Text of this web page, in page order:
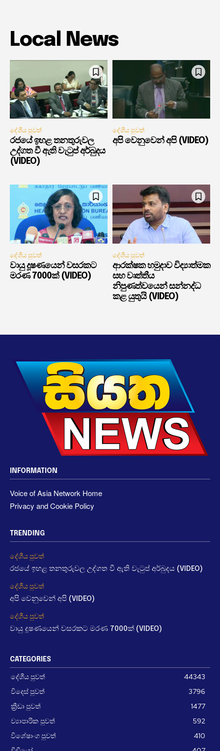
Local News
දේශීය පුවත්
රජයේ ඉහළ තනතුරුවල
උද්ගත වී ඇති වැටුප් අර්බුදය
(VIDEO)
දේශීය පුවත්
අපි වෙනුවෙන් අපි (VIDEO)
දේශීය පුවත්
වායු දූෂණයෙන් වසරකට
මරණ 7000ක් (VIDEO)
දේශීය පුවත්
ආරක්ෂක හමුදාව විද්‍යාත්මක
සහ වෘත්තීය
නිපුණත්වයෙන් සන්නද්ධ
කළ යුතුයි (VIDEO)
INFORMATION
Voice of Asia Network Home
Privacy and Cookie Policy
TRENDING
දේශීය පුවත්
රජයේ ඉහළ තනතුරුවල උද්ගත වී ඇති වැටුප් අර්බුදය (VIDEO)
දේශීය පුවත්
අපි වෙනුවෙන් අපි (VIDEO)
දේශීය පුවත්
වායු දූෂණයෙන් වසරකට මරණ 7000ක් (VIDEO)
CATEGORIES
දේශීය පුවත්
44343
විදෙස් පුවත්
3796
ක්‍රීඩා පුවත්
1477
ව්‍යාපාරික පුවත්
592
විශේෂාංග පුවත්
410